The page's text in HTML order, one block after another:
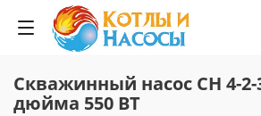
Скважинный насос СН 4-2-
дюйма 550 ВТ